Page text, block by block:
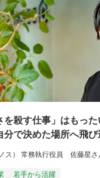
を殺す仕事」はもっ
分で決めた場所へ飛び
ス） 常務執行役員 佐藤星さ
若手から活躍